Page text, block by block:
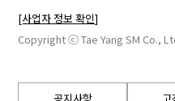
[사업자 정보 확인]
Copyright ⓒ Tae Yang SM Co.,